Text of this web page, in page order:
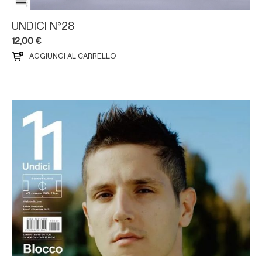
UNDICI N°28
12,00 €
AGGIUNGI AL CARRELLO